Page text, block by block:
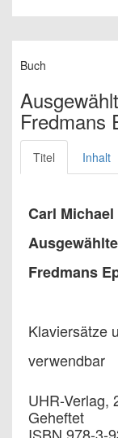
Buch
Fredmans
Titel Inhalt
Carl
Fredmans
Klaviersätze
verwendbar
UHR-Verlag,
Geheftet